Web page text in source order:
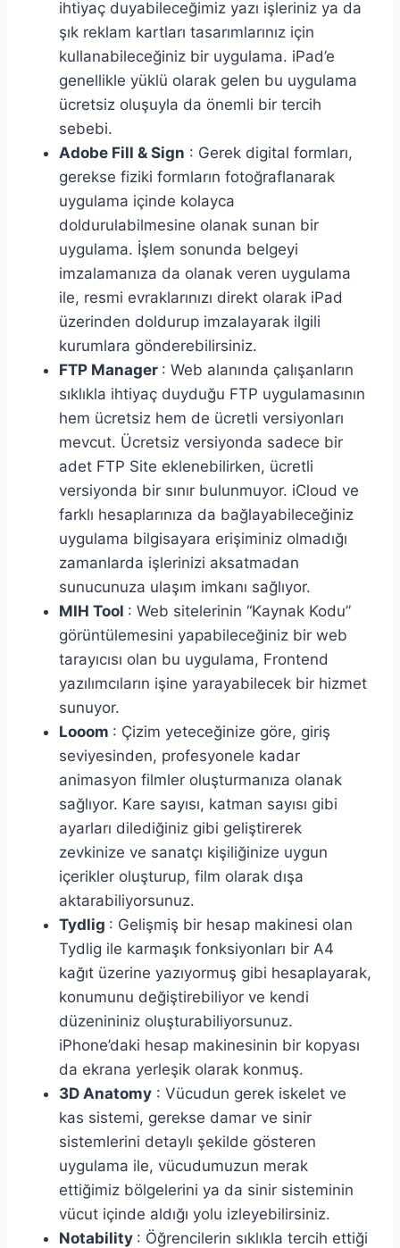
ihtiyaç duyabileceğimiz yazı işleriniz ya da
şık reklam kartları tasarımlarınız için
kullanabileceğiniz bir uygulama. iPad’e
genellikle yüklü olarak gelen bu uygulama
ücretsiz oluşuyla da önemli bir tercih
sebebi.
Adobe Fill & Sign : Gerek digital formları,
gerekse fiziki formların fotoğraflanarak
uygulama içinde kolayca
doldurulabilmesine olanak sunan bir
uygulama. İşlem sonunda belgeyi
imzalamanıza da olanak veren uygulama
ile, resmi evraklarınızı direkt olarak iPad
üzerinden doldurup imzalayarak ilgili
kurumlara gönderebilirsiniz.
FTP Manager : Web alanında çalışanların
sıklıkla ihtiyaç duyduğu FTP uygulamasının
hem ücretsiz hem de ücretli versiyonları
mevcut. Ücretsiz versiyonda sadece bir
adet FTP Site eklenebilirken, ücretli
versiyonda bir sınır bulunmuyor. iCloud ve
farklı hesaplarınıza da bağlayabileceğiniz
uygulama bilgisayara erişiminiz olmadığı
zamanlarda işlerinizi aksatmadan
sunucunuza ulaşım imkanı sağlıyor.
MIH Tool : Web sitelerinin “Kaynak Kodu”
görüntülemesini yapabileceğiniz bir web
tarayıcısı olan bu uygulama, Frontend
yazılımcıların işine yarayabilecek bir hizmet
sunuyor.
Looom : Çizim yeteceğinize göre, giriş
seviyesinden, profesyonele kadar
animasyon filmler oluşturmanıza olanak
sağlıyor. Kare sayısı, katman sayısı gibi
ayarları dilediğiniz gibi geliştirerek
zevkinize ve sanatçı kişiliğinize uygun
içerikler oluşturup, film olarak dışa
aktarabiliyorsunuz.
Tydlig : Gelişmiş bir hesap makinesi olan
Tydlig ile karmaşık fonksiyonları bir A4
kağıt üzerine yazıyormuş gibi hesaplayarak,
konumunu değiştirebiliyor ve kendi
düzenininiz oluşturabiliyorsunuz.
iPhone’daki hesap makinesinin bir kopyası
da ekrana yerleşik olarak konmuş.
3D Anatomy : Vücudun gerek iskelet ve
kas sistemi, gerekse damar ve sinir
sistemlerini detaylı şekilde gösteren
uygulama ile, vücudumuzun merak
ettiğimiz bölgelerini ya da sinir sisteminin
vücut içinde aldığı yolu izleyebilirsiniz.
Notability : Öğrencilerin sıklıkla tercih ettiği